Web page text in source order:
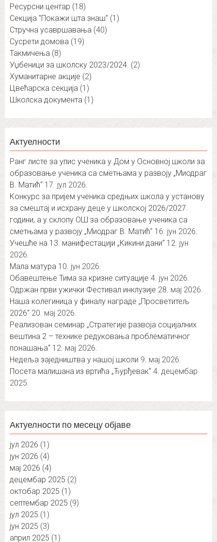
Ресурсни центар (18)
Секција "Покажи шта знаш" (1)
Стручна усавршавања (40)
Сусрети домова (19)
Такмичења (8)
Уџбеници за школску 2023/2024. (2)
Хуманитарне акције (2)
Цвећарска секција (1)
Школска документа (1)
Актуелности
Ранг листе за упис ученика у Дом у Основној школи за
образовање ученика са сметњама у развоју „Миодраг
В. Матић“ 17. јул 2026.
Конкурс за пријем ученика средњих школа у установу
за смештај и исхрану деце у школској 2026/2027.
години, а у склопу ОШ за образовање ученика са
сметњама у развоју „Миодраг В. Матић″ 16. јун 2026.
Учешће на 13. манифестацији „Кикини дани“ 12. јун
2026.
Мала матура 10. јун 2026.
Обавештење Тима за кризне ситуације 4. јун 2026.
Одржан први ужички Фестивал инклузије 28. мај 2026.
Наша колегиница у финалу награде „Просветитељ
2026“ 20. мај 2026.
Реализован семинар „Стратегије развоја социјалних
вештина 2 – технике редуковања проблематичног
понашања“ 12. мај 2026.
Недеља заједништва у нашој школи 9. мај 2026.
Посета малишана из вртића „Ђурђевак“ 4. децембар
2025.
Актуелности по месецу објаве
јул 2026 (1)
јун 2026 (4)
мај 2026 (4)
децембар 2025 (2)
октобар 2025 (1)
септембар 2025 (9)
јул 2025 (1)
јун 2025 (3)
април 2025 (1)